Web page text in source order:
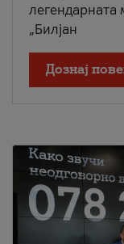
легендарната
„Билјан
Дознај